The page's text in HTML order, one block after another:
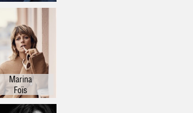
Marina
Foïs